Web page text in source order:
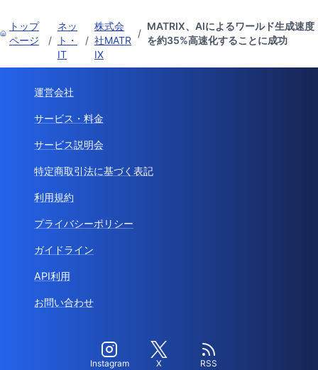
トップ
ページ
/
ネッ
ト・
IT
/
株式会
社MATR
IX
/
MATRIX、AIによるワールド生成速度
を約35%高速化することに成功
運営会社
サービス・料金
サービス説明会
特定商取引法に基づく表記
利用規約
プライバシーポリシー
ガイドライン
API利用
お問い合わせ
Instagram X RSS